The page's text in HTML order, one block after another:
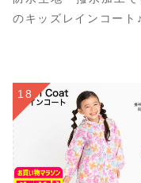
のキッズレインコート♪
18